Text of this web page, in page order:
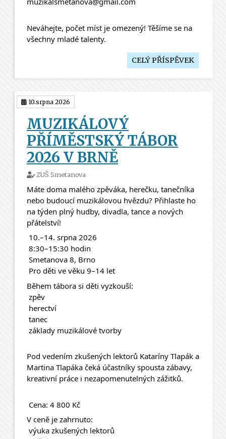
Neváhejte, počet míst je omezený! Těšíme se na
všechny mladé talenty.
CELÝ PŘÍSPĚVEK
10.srpna 2026
MUZIKÁLOVÝ
PŘÍMĚSTSKÝ TÁBOR
2026 V BRNĚ
ZUŠ Smetanova
Máte doma malého zpěváka, herečku, tanečníka
nebo budoucí muzikálovou hvězdu? Přihlaste ho
na týden plný hudby, divadla, tance a nových
přátelství!
10.–14. srpna 2026
8:30–15:30 hodin
Smetanova 8, Brno
Pro děti ve věku 9–14 let
Během tábora si děti vyzkouší:
zpěv
herectví
tanec
základy muzikálové tvorby
Pod vedením zkušených lektorů Kataríny Tlapák a
Martina Tlapáka čeká účastníky spousta zábavy,
kreativní práce i nezapomenutelných zážitků.
Cena: 4 800 Kč
V ceně je zahrnuto:
výuka zkušených lektorů